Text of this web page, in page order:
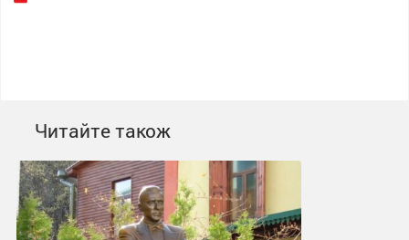
Читайте також